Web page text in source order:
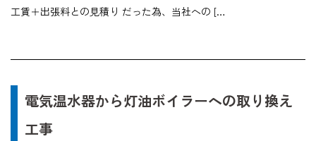
工賃＋出張料との見積り だった為、当社への […
電気温水器から灯油ボイラーへの取り換え
工事